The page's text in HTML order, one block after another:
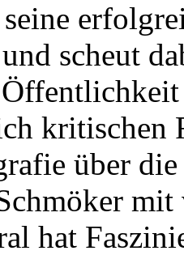
scheut
kritischen
über
mit
hat